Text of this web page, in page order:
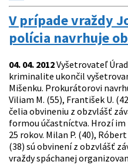
V prípade vraždy
polícia navrhuje
04. 04. 2012Vyšetrovateľ
kriminalite ukončil
Mišenku. Prokurátorovi
Viliam M. (55), František U.
čelia obvineniu z obzvlášť
formou účastníctva. Hrozí
25 rokov. Milan P. (40),
(38) sú obvinení z obzvlášť
vraždy spáchanej